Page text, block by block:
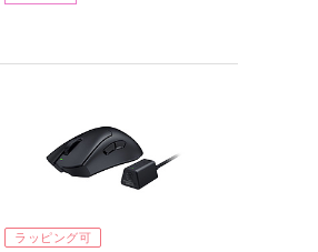
ラッピング可